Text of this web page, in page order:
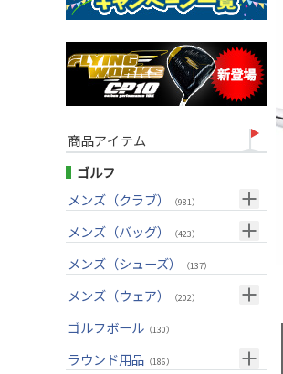
商品アイテム
ゴルフ
メンズ（クラブ）
（981）
クラブセット(右用)（24）
ドライバー(右用)
フェアウェイウッド(右用)
メンズ（バッグ） （423）
キャディバッグ（211）
ボストンバッグ
トートバッグ
メンズ（シューズ） （137）
メンズ（ウェア） （202）
トップス（55）
ボトムス（26）
ゴルフボール （130）
ラウンド用品 （186）